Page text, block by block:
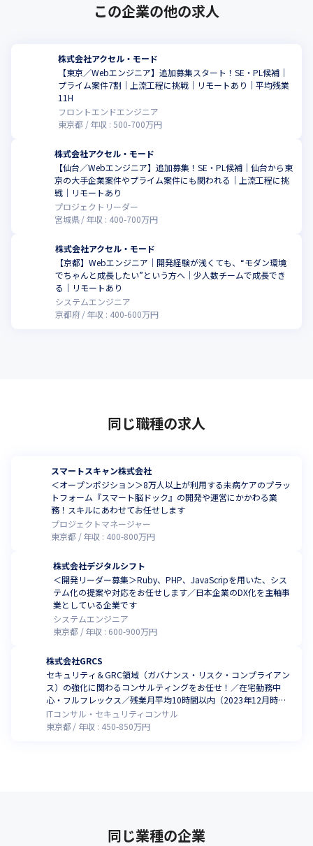
この企業の他の求人
株式会社アクセル・モード
【東京／Webエンジニア】追加募集スタート！SE・PL候補｜
プライム案件7割｜上流工程に挑戦｜リモートあり｜平均残業
11H
フロントエンドエンジニア
東京都
年収 :500-700万円
株式会社アクセル・モード
【仙台／Webエンジニア】追加募集！SE・PL候補｜仙台から東
京の大手企業案件やプライム案件にも関われる｜上流工程に挑
戦｜リモートあり
プロジェクトリーダー
宮城県
年収 : 400-700万円
株式会社アクセル・モード
【京都】Webエンジニア｜開発経験が浅くても、“モダン環境
でちゃんと成長したい”という方へ｜少人数チームで成長でき
る｜リモートあり
システムエンジニア
京都府
年収 : 400-600万円
同じ職種の求人
スマートスキャン株式会社
＜オープンポジション＞8万人以上が利用する未病ケアのプラッ
トフォーム『スマート脳ドック』の開発や運営にかかわる業
務！スキルにあわせてお任せします
プロジェクトマネージャー
東京都
年収 : 400-800万円
株式会社デジタルシフト
＜開発リーダー募集＞Ruby、PHP、JavaScripを用いた、シス
テム化の提案や対応をお任せします／日本企業のDX化を主軸事
業としている企業です
システムエンジニア
東京都
年収 : 600-900万円
株式会社GRCS
セキュリティ＆GRC領域（ガバナンス・リスク・コンプライアン
ス）の強化に関わるコンサルティングをお任せ！／在宅勤務中
心・フルフレックス／残業月平均10時間以内（2023年12月時
点）
ITコンサル・セキュリティコンサル
東京都
年収 : 450-850万円
同じ業種の企業